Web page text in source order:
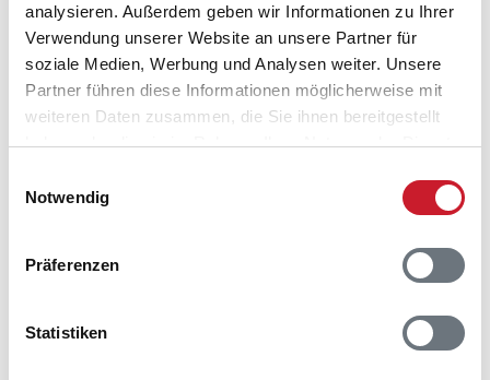
analysieren. Außerdem geben wir Informationen zu Ihrer
Verwendung unserer Website an unsere Partner für
soziale Medien, Werbung und Analysen weiter. Unsere
Partner führen diese Informationen möglicherweise mit
weiteren Daten zusammen, die Sie ihnen bereitgestellt
haben oder die sie im Rahmen Ihrer Nutzung der Dienste
Notwendig
Präferenzen
Statistiken